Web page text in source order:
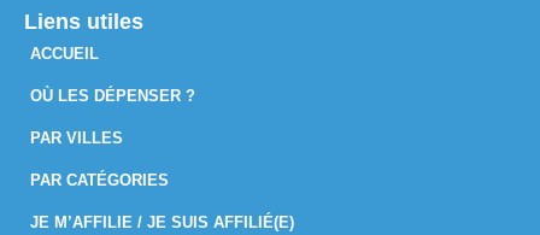
Liens utiles
ACCUEIL
OÙ LES DÉPENSER ?
PAR VILLES
PAR CATÉGORIES
JE M’AFFILIE / JE SUIS AFFILIÉ(E)